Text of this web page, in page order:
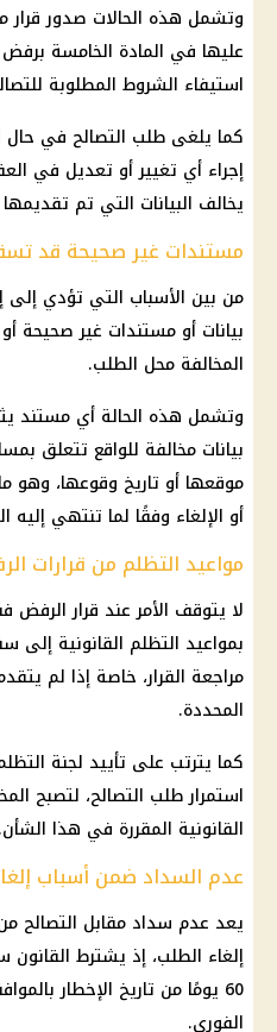
وتشمل هذه الحالات صدور قرار
عليها في المادة الخامسة
استيفاء الشروط المطلوبة
كما يلغى طلب التصالح في حال
إجراء أي تغيير أو تعديل في
يخالف البيانات التي تم
مستندات غير صحيحة قد
من بين الأسباب التي تؤدي إلى
بيانات أو مستندات غير صحيحة
المخالفة محل الطلب.
وتشمل هذه الحالة أي مستند
بيانات مخالفة للواقع تتعلق
موقعها أو تاريخ وقوعها، وهو
أو الإلغاء وفقًا لما تنتهي إليه
مواعيد التظلم من قرارات
لا يتوقف الأمر عند قرار الرفض
بمواعيد التظلم القانونية
مراجعة القرار، خاصة إذا لم
المحددة.
كما يترتب على تأييد لجنة
استمرار طلب التصالح، لتصبح
القانونية المقررة في هذا الشأن.
عدم السداد ضمن أسباب
يعد عدم سداد مقابل التصالح
إلغاء الطلب، إذ يشترط القانون
60 يومًا من تاريخ الإخطار
الفوري.